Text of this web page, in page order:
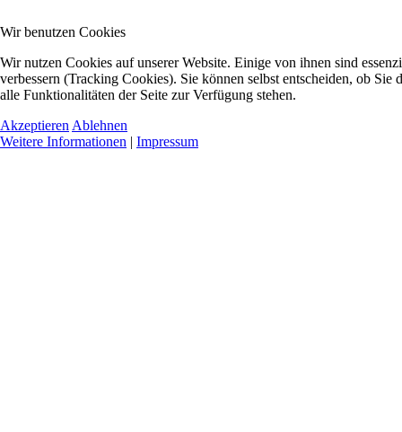
Wir benutzen Cookies
Wir nutzen Cookies auf unserer Website. Einige von ihnen sind
verbessern (Tracking Cookies). Sie können selbst entscheiden, ob
alle Funktionalitäten der Seite zur Verfügung stehen.
Akzeptieren Ablehnen
Weitere Informationen | Impressum